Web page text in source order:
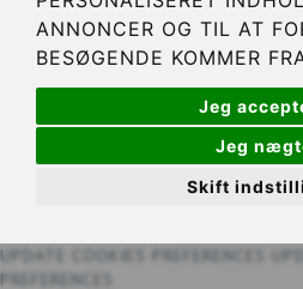
ANNONCER OG TIL AT
BESØGENDE KOMMER
Jeg
Jeg
Skift
UPDATE COOKIES PREFERENCES
PREFERENCES